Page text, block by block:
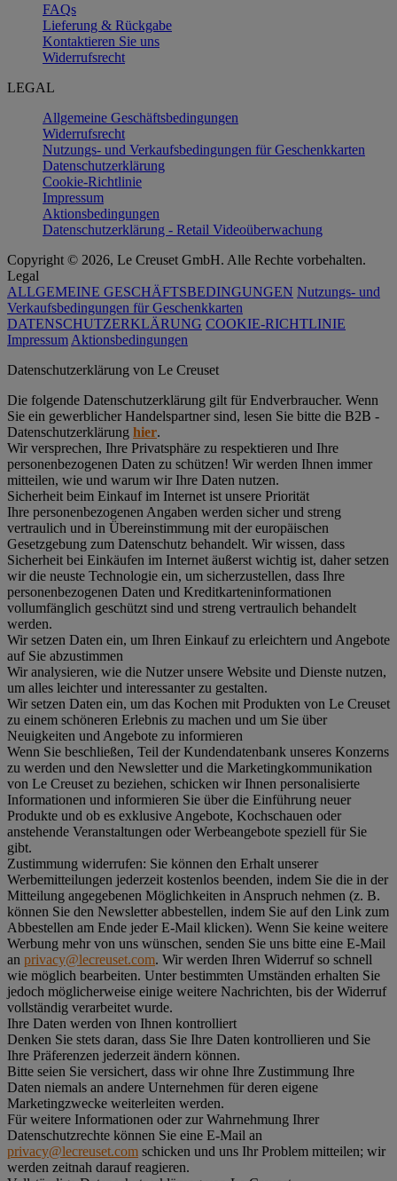
FAQs
Lieferung & Rückgabe
Kontaktieren Sie uns
Widerrufsrecht
LEGAL
Allgemeine Geschäftsbedingungen
Widerrufsrecht
Nutzungs- und Verkaufsbedingungen für Geschenkkarten
Datenschutzerklärung
Cookie-Richtlinie
Impressum
Aktionsbedingungen
Datenschutzerklärung - Retail Videoüberwachung
Copyright © 2026, Le Creuset GmbH. Alle Rechte vorbehalten.
Legal
ALLGEMEINE GESCHÄFTSBEDINGUNGEN Nutzungs- und
Verkaufsbedingungen für Geschenkkarten
DATENSCHUTZERKLÄRUNG COOKIE-RICHTLINIE
Impressum Aktionsbedingungen
Datenschutz­erklärung von Le Creuset
Die folgende Datenschutzerklärung gilt für Endverbraucher. Wenn
Sie ein gewerblicher Handelspartner sind, lesen Sie bitte die B2B -
Datenschutzerklärung hier.
Wir versprechen, Ihre Privatsphäre zu respektieren und Ihre
personenbezogenen Daten zu schützen! Wir werden Ihnen immer
mitteilen, wie und warum wir Ihre Daten nutzen.
Sicherheit beim Einkauf im Internet ist unsere Priorität
Ihre personenbezogenen Angaben werden sicher und streng
vertraulich und in Übereinstimmung mit der europäischen
Gesetzgebung zum Datenschutz behandelt. Wir wissen, dass
Sicherheit bei Einkäufen im Internet äußerst wichtig ist, daher setzen
wir die neuste Technologie ein, um sicherzustellen, dass Ihre
personenbezogenen Daten und Kreditkarteninformationen
vollumfänglich geschützt sind und streng vertraulich behandelt
werden.
Wir setzen Daten ein, um Ihren Einkauf zu erleichtern und Angebote
auf Sie abzustimmen
Wir analysieren, wie die Nutzer unsere Website und Dienste nutzen,
um alles leichter und interessanter zu gestalten.
Wir setzen Daten ein, um das Kochen mit Produkten von Le Creuset
zu einem schöneren Erlebnis zu machen und um Sie über
Neuigkeiten und Angebote zu informieren
Wenn Sie beschließen, Teil der Kundendatenbank unseres Konzerns
zu werden und den Newsletter und die Marketingkommunikation
von Le Creuset zu beziehen, schicken wir Ihnen personalisierte
Informationen und informieren Sie über die Einführung neuer
Produkte und ob es exklusive Angebote, Kochschauen oder
anstehende Veranstaltungen oder Werbeangebote speziell für Sie
gibt.
Zustimmung widerrufen: Sie können den Erhalt unserer
Werbemitteilungen jederzeit kostenlos beenden, indem Sie die in der
Mitteilung angegebenen Möglichkeiten in Anspruch nehmen (z. B.
können Sie den Newsletter abbestellen, indem Sie auf den Link zum
Abbestellen am Ende jeder E-Mail klicken). Wenn Sie keine weitere
Werbung mehr von uns wünschen, senden Sie uns bitte eine E-Mail
an privacy@lecreuset.com. Wir werden Ihren Widerruf so schnell
wie möglich bearbeiten. Unter bestimmten Umständen erhalten Sie
jedoch möglicherweise einige weitere Nachrichten, bis der Widerruf
vollständig verarbeitet wurde.
Ihre Daten werden von Ihnen kontrolliert
Denken Sie stets daran, dass Sie Ihre Daten kontrollieren und Sie
Ihre Präferenzen jederzeit ändern können.
Bitte seien Sie versichert, dass wir ohne Ihre Zustimmung Ihre
Daten niemals an andere Unternehmen für deren eigene
Marketingzwecke weiterleiten werden.
Für weitere Informationen oder zur Wahrnehmung Ihrer
Datenschutzrechte können Sie eine E-Mail an
privacy@lecreuset.com schicken und uns Ihr Problem mitteilen; wir
werden zeitnah darauf reagieren.